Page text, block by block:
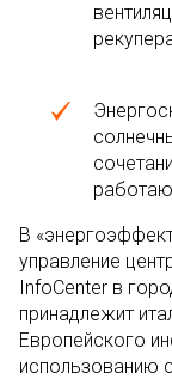
В
управление
InfoCenter в
принадлежит
Европейского
использованию